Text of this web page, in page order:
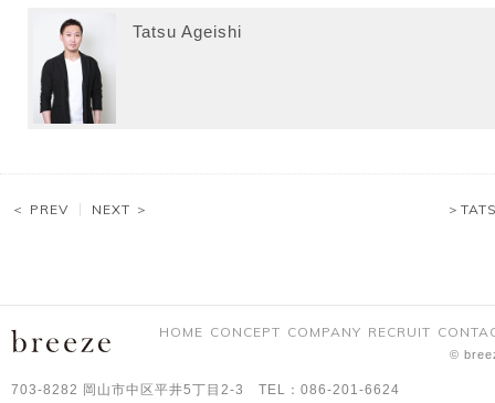
Tatsu Ageishi
＞
＜ PREV NEXT ＞
HOME CONCEPT COMPANY RECRUIT
©
703-8282 岡山市中区平井5丁目2-3 TEL：086-201-6624